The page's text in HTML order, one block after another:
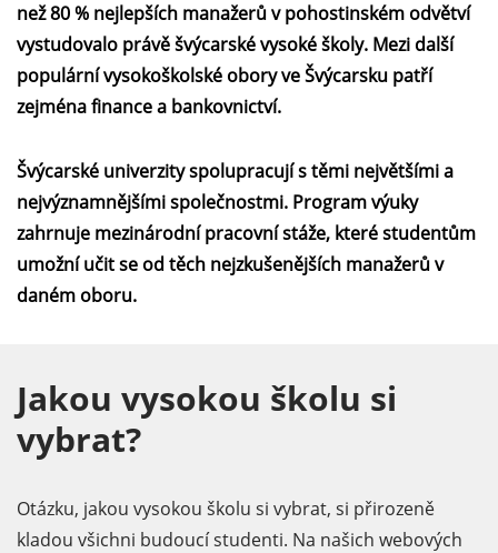
než 80 % nejlepších manažerů v pohostinském odvětví
vystudovalo právě švýcarské vysoké školy. Mezi další
populární vysokoškolské obory ve Švýcarsku patří
zejména finance a bankovnictví.
Švýcarské univerzity spolupracují s těmi největšími a
nejvýznamnějšími společnostmi. Program výuky
zahrnuje mezinárodní pracovní stáže, které studentům
umožní učit se od těch nejzkušenějších manažerů v
daném oboru.
Jakou vysokou školu si
vybrat?
Otázku, jakou vysokou školu si vybrat, si přirozeně
kladou všichni budoucí studenti. Na našich webových